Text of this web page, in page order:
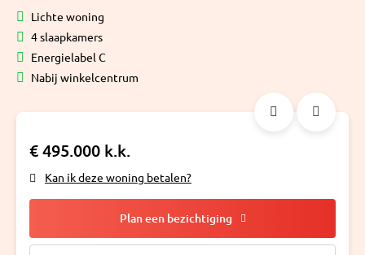
Lichte woning
4 slaapkamers
Energielabel C
Nabij winkelcentrum
€ 495.000 k.k.
Kan ik deze woning betalen?
Plan een bezichtiging